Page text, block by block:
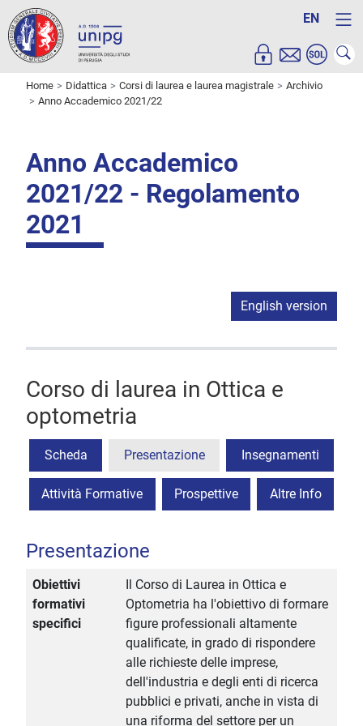
EN
Home Didattica Corsi di laurea e laurea magistrale
Archivio
Anno Accademico 2021/22
Anno Accademico
2021/22 - Regolamento
2021
English version
Corso di laurea in Ottica e
optometria
Scheda Presentazione Insegnamenti
Attività Formative Prospettive Altre Info
Presentazione
Obiettivi
formativi
specifici
Il Corso di Laurea in Ottica e
Optometria ha l'obiettivo di formare
figure professionali altamente
qualificate, in grado di rispondere
alle richieste delle imprese,
dell'industria e degli enti di ricerca
pubblici e privati, anche in vista di
una riforma del settore per un